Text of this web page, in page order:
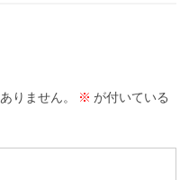
りません。 ※ が付いている